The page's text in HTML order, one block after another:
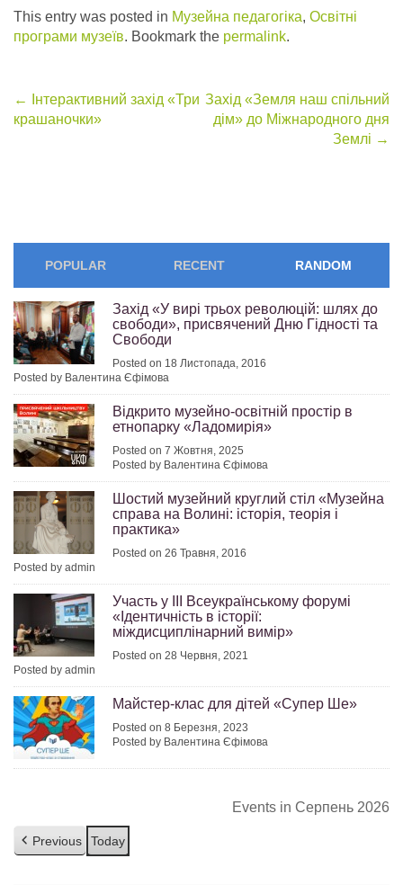
This entry was posted in Музейна педагогіка, Освітні
програми музеїв. Bookmark the permalink.
Post
←
Інтерактивний захід «Три
крашаночки»
Захід «Земля наш спільний
дім» до Міжнародного дня
Землі →
POPULAR RECENT RANDOM
Захід «У вирі трьох революцій: шлях до
свободи», присвячений Дню Гідності та
Свободи
Posted on 18 Листопада, 2016
Posted by Валентина Єфімова
Відкрито музейно-освітній простір в
етнопарку «Ладомирія»
Posted on 7 Жовтня, 2025
Posted by Валентина Єфімова
Шостий музейний круглий стіл «Музейна
справа на Волині: історія, теорія і
практика»
Posted on 26 Травня, 2016
Posted by admin
Участь у ІІІ Всеукраїнському форумі
«Ідентичність в історії:
міждисциплінарний вимір»
Posted on 28 Червня, 2021
Posted by admin
Майстер-клас для дітей «Супер Ше»
Posted on 8 Березня, 2023
Posted by Валентина Єфімова
Events in Серпень 2026
Previous Today